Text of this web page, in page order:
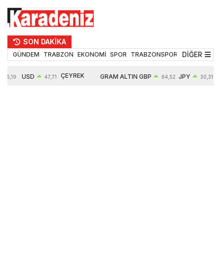
SON DAKİKA
GÜNDEM TRABZON EKONOMİ SPOR TRABZONSPOR TEKNOLOJİ
DİĞER
55,19 USD 47,71 ÇEYREK GRAM ALTIN GBP 64,52 JPY 30,31